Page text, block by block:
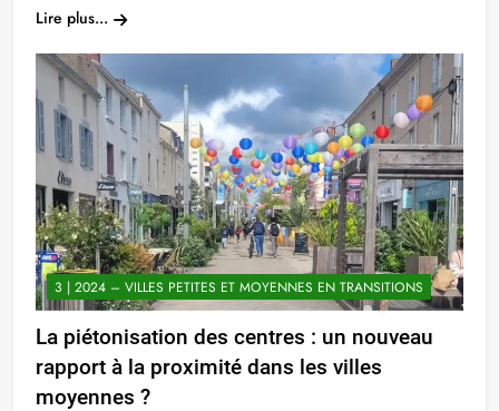
Lire plus...
3 | 2024 – VILLES PETITES ET MOYENNES EN TRANSITIONS
La piétonisation des centres : un nouveau
rapport à la proximité dans les villes
moyennes ?